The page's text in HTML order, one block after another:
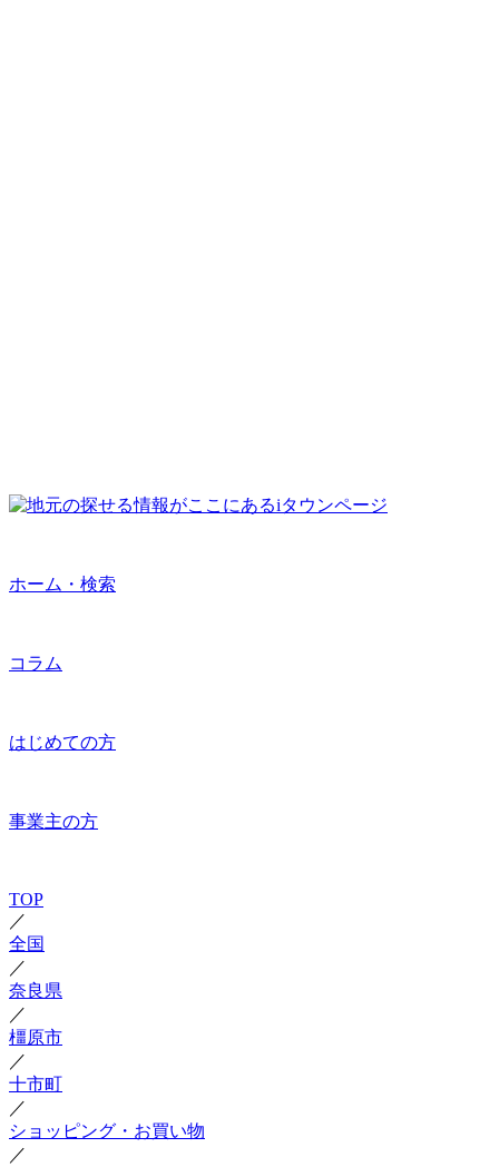
ホーム・検索
コラム
はじめての方
事業主の方
TOP
／
全国
／
奈良県
／
橿原市
／
十市町
／
ショッピング・お買い物
／